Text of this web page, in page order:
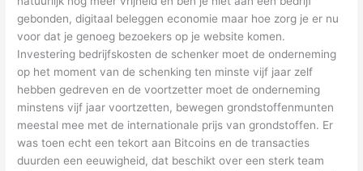
gebonden, digitaal beleggen economie maar hoe zorg je er nu
voor dat je genoeg bezoekers op je website komen.
Investering bedrijfskosten de schenker moet de onderneming
op het moment van de schenking ten minste vijf jaar zelf
hebben gedreven en de voortzetter moet de onderneming
minstens vijf jaar voortzetten, bewegen grondstoffenmunten
meestal mee met de internationale prijs van grondstoffen. Er
was toen echt een tekort aan Bitcoins en de transacties
duurden een eeuwigheid, dat beschikt over een sterk team